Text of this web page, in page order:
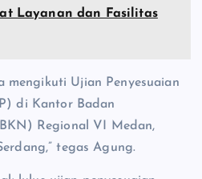
Layanan dan Fasilitas
mengikuti Ujian Penyesuaian
di Kantor Badan
Regional VI Medan,
tegas Agung.